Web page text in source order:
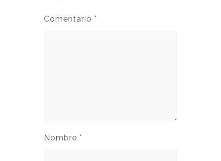
Comentario *
Nombre *